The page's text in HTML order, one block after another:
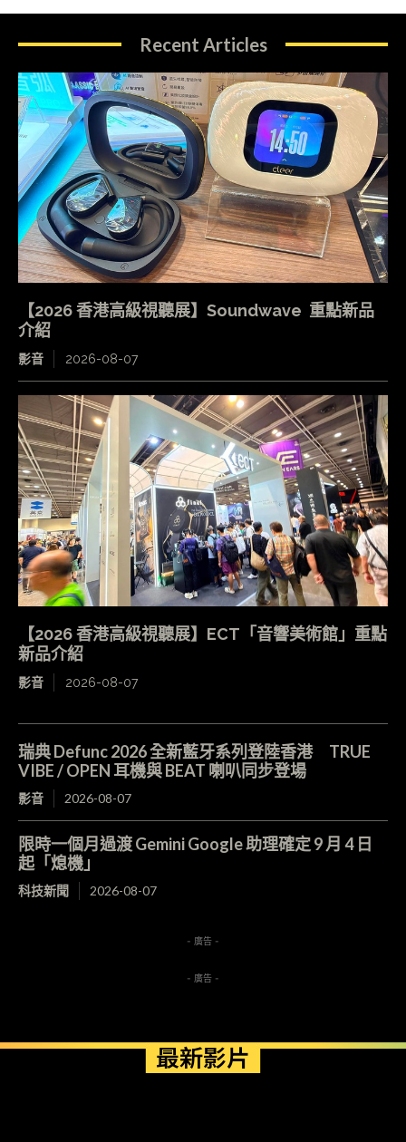
Recent Articles
【2026 香港高級視聽展】Soundwave 重點新品
介紹
影音 2026-08-07
【2026 香港高級視聽展】ECT「音響美術館」重點
新品介紹
影音 2026-08-07
瑞典 Defunc 2026 全新藍牙系列登陸香港 TRUE
VIBE / OPEN 耳機與 BEAT 喇叭同步登場
影音 2026-08-07
限時一個月過渡 Gemini Google 助理確定 9 月 4 日
起「熄機」
科技新聞 2026-08-07
- 廣告 -
- 廣告 -
最新影片